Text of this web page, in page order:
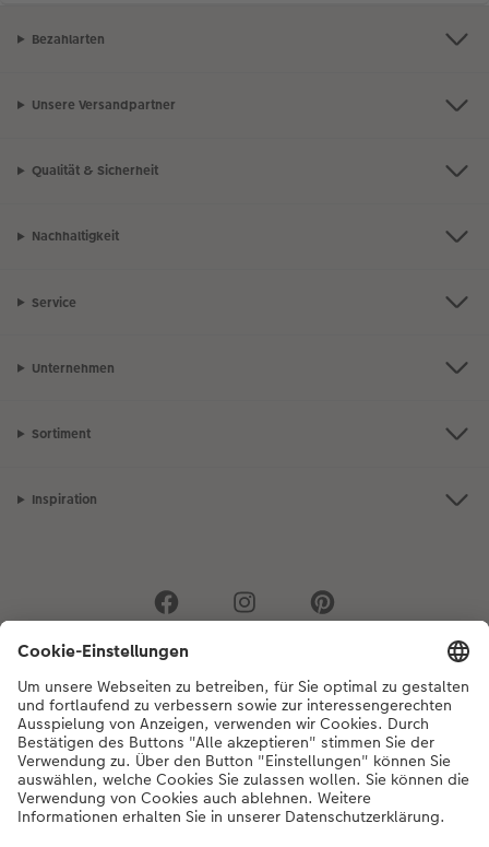
Bezahlarten
Unsere Versandpartner
Qualität & Sicherheit
Nachhaltigkeit
Service
Unternehmen
Sortiment
Inspiration
Bei Fragen zu Produkten oder der Bestellung können Sie uns gerne von
Montag bis Samstag von 8:00 – 20:00 Uhr und Sonntag von 10:00 –
20:00 Uhr (gesetzliche Feiertage ausgenommen) unter der
Telefonnummer 044 499 01 21 kontaktieren.
DE|FR |IT